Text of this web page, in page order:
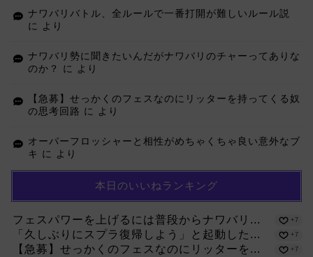
ナワバリバトル、全ルールで一番打開が難しいルール説
に より
ナワバリ勢に聞きたいんだがナワバリのチャーってありな
のか？
に より
【急募】せっかくのフェスなのにリッターを持ってくる奴
の思考回路 に より
オーバーフロッシャーと相性がめちゃくちゃ良い意外なブ
キ に より
本日のいいねランキング
フェスパワーを上げるには普段からナワバリ... +7
「久しぶりにスプラ復帰しよう」と起動した... +7
【急募】せっかくのフェスなのにリッターを... +7